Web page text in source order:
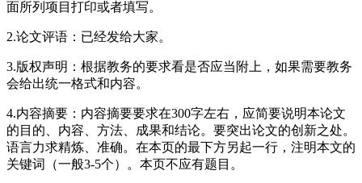
面所列项目打印或者填写。
2.论文评语：已经发给大家。
3.版权声明：根据教务的要求看是否应当附上，如果需要教务
会给出统一格式和内容。
4.内容摘要：内容摘要要求在300字左右，应简要说明本论文
的目的、内容、方法、成果和结论。要突出论文的创新之处。
语言力求精炼、准确。在本页的最下方另起一行，注明本文的
关键词（一般3-5个）。本页不应有题目。